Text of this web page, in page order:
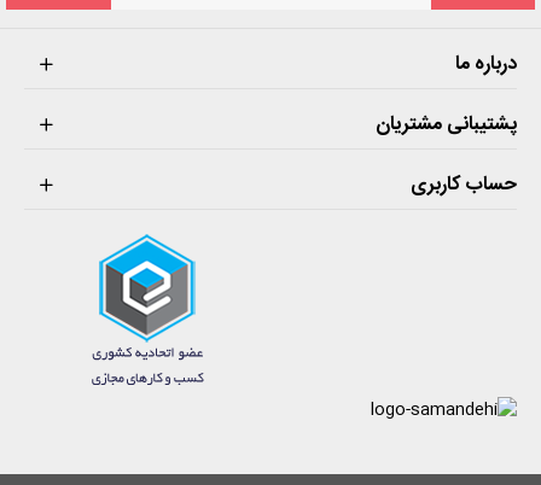
درباره ما
پشتیبانی مشتریان
حساب کاربری